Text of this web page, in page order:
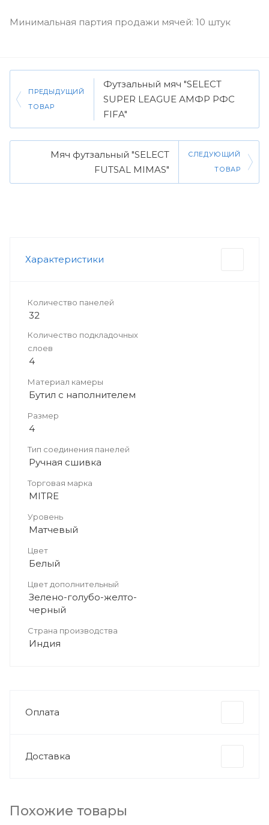
Минимальная партия продажи мячей: 10 штук
ПРЕДЫДУЩИЙ
ТОВАР
Футзальный мяч "SELECT
SUPER LEAGUE АМФР РФС
FIFA"
Мяч футзальный "SELECT
FUTSAL MIMAS"
СЛЕДУЮЩИЙ
ТОВАР
Характеристики
Количество панелей
32
Количество подкладочных
слоев
4
Материал камеры
Бутил с наполнителем
Размер
4
Тип соединения панелей
Ручная сшивка
Торговая марка
MITRE
Уровень
Матчевый
Цвет
Белый
Цвет дополнительный
Зелено-голубо-желто-
черный
Страна производства
Индия
Оплата
Доставка
Похожие товары